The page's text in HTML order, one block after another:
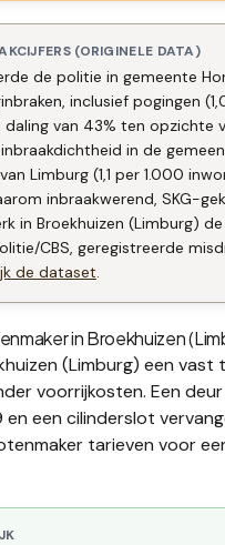
(ORIGINELE DATA)
de politie in gemeente
inclusief pogingen
van 43% ten opzichte
in de
Limburg (1,1 per 1.000
inbraakwerend, SKG-
in Broekhuizen (Limburg)
CBS, geregistreerde
de dataset.
inBroekhuizen
(Limburg) een vast
voorrijkosten. Een
een cilinderslot
tarieven voor